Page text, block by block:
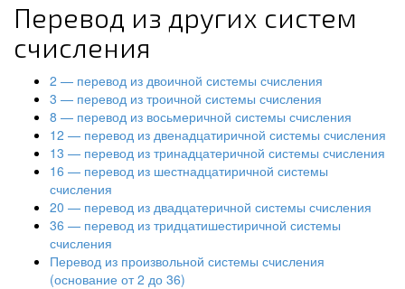
Перевод из других систем
счисления
2 — перевод из двоичной системы счисления
3 — перевод из троичной системы счисления
8 — перевод из восьмеричной системы счисления
12 — перевод из двенадцатиричной системы счисления
13 — перевод из тринадцатеричной системы счисления
16 — перевод из шестнадцатиричной системы
счисления
20 — перевод из двадцатеричной системы счисления
36 — перевод из тридцатишестиричной системы
счисления
Перевод из произвольной системы счисления
(основание от 2 до 36)